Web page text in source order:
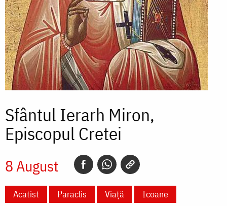
Sfântul Ierarh Miron,
Episcopul Cretei
8 August
Acatist Paraclis Viață
Icoane